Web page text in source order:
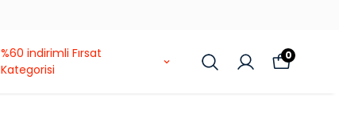
%60 indirimli Fırsat
Kategorisi
0